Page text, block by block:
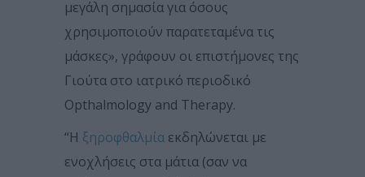
μεγάλη σημασία για όσους
χρησιμοποιούν παρατεταμένα τις
μάσκες», γράφουν οι επιστήμονες της
Γιούτα στο ιατρικό περιοδικό
Opthalmology and Therapy.
“Η ξηροφθαλμία εκδηλώνεται με
ενοχλήσεις στα μάτια (σαν να